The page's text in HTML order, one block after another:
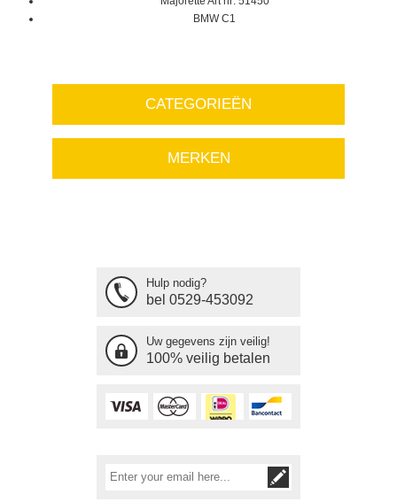
BMW C1
CATEGORIEËN
MERKEN
Hulp nodig?
bel 0529-453092
Uw gegevens zijn veilig!
100% veilig betalen